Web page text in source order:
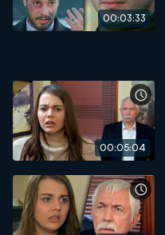
00:03:33
00:05:04